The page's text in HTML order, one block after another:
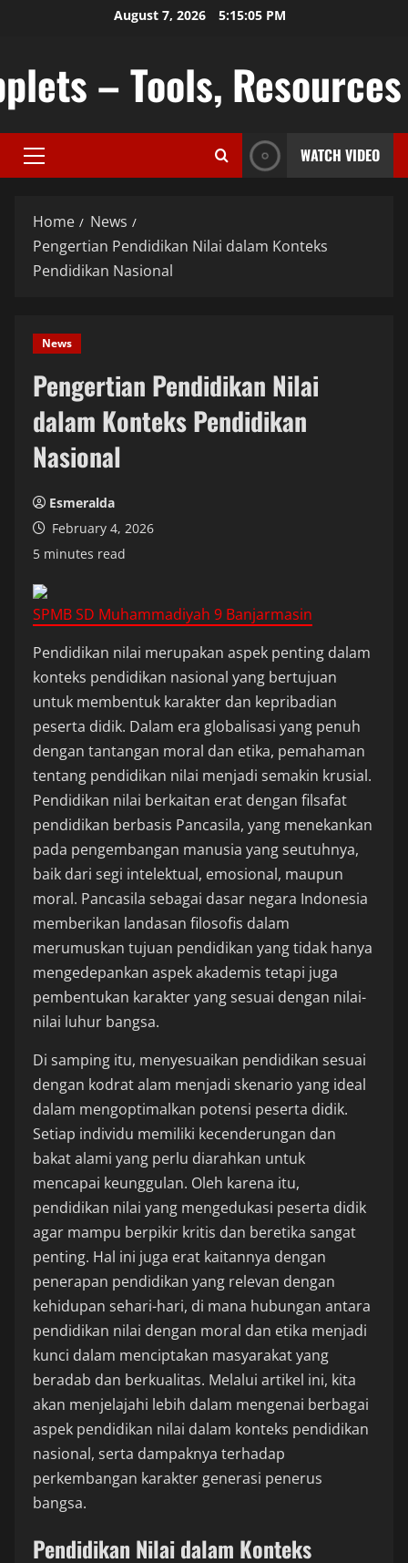
August 7, 2026 5:15:06 PM
– Tools,
Primary
WATCH VIDEO
Home
News
Pengertian Pendidikan Nilai dalam Konteks
Pendidikan Nasional
News
Pengertian Pendidikan Nilai
dalam Konteks Pendidikan
Nasional
Esmeralda
February 4, 2026
5 minutes read
SPMB SD Muhammadiyah 9 Banjarmasin
Pendidikan nilai merupakan aspek penting dalam
konteks pendidikan nasional yang bertujuan
untuk membentuk karakter dan kepribadian
peserta didik. Dalam era globalisasi yang penuh
dengan tantangan moral dan etika, pemahaman
tentang pendidikan nilai menjadi semakin krusial.
Pendidikan nilai berkaitan erat dengan filsafat
pendidikan berbasis Pancasila, yang menekankan
pada pengembangan manusia yang seutuhnya,
baik dari segi intelektual, emosional, maupun
moral. Pancasila sebagai dasar negara Indonesia
memberikan landasan filosofis dalam
merumuskan tujuan pendidikan yang tidak hanya
mengedepankan aspek akademis tetapi juga
pembentukan karakter yang sesuai dengan nilai-
nilai luhur bangsa.
Di samping itu, menyesuaikan pendidikan sesuai
dengan kodrat alam menjadi skenario yang ideal
dalam mengoptimalkan potensi peserta didik.
Setiap individu memiliki kecenderungan dan
bakat alami yang perlu diarahkan untuk
mencapai keunggulan. Oleh karena itu,
pendidikan nilai yang mengedukasi peserta didik
agar mampu berpikir kritis dan beretika sangat
penting. Hal ini juga erat kaitannya dengan
penerapan pendidikan yang relevan dengan
kehidupan sehari-hari, di mana hubungan antara
pendidikan nilai dengan moral dan etika menjadi
kunci dalam menciptakan masyarakat yang
beradab dan berkualitas. Melalui artikel ini, kita
akan menjelajahi lebih dalam mengenai berbagai
aspek pendidikan nilai dalam konteks pendidikan
nasional, serta dampaknya terhadap
perkembangan karakter generasi penerus
bangsa.
Pendidikan Nilai dalam Konteks